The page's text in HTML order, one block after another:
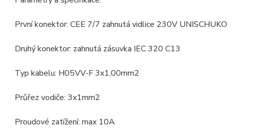
První konektor: CEE 7/7 zahnutá vidlice 230V UNISCHUKO
Druhý konektor: zahnutá zásuvka IEC 320 C13
Typ kabelu: H05VV-F 3x1,00mm2
Průřez vodiče: 3x1mm2
Proudové zatížení: max 10A